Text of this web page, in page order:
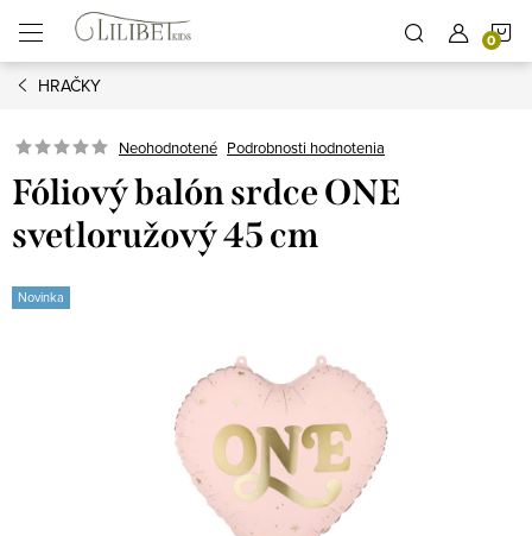
obsah
HRAČKY
Neohodnotené Podrobnosti hodnotenia
Fóliový balón srdce ONE
svetloružový 45 cm
Novinka